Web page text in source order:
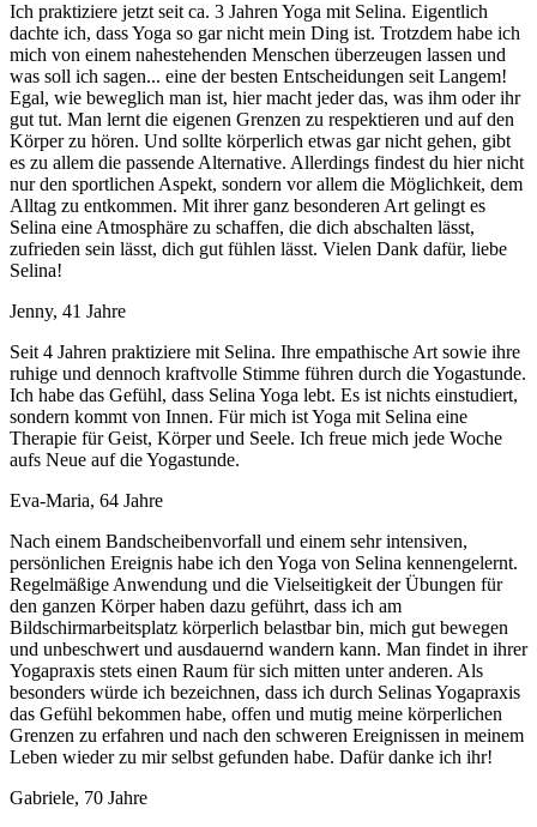
Ich praktiziere jetzt seit ca. 3 Jahren Yoga mit Selina. Eigentlich
dachte ich, dass Yoga so gar nicht mein Ding ist. Trotzdem habe ich
mich von einem nahestehenden Menschen überzeugen lassen und
was soll ich sagen... eine der besten Entscheidungen seit Langem!
Egal, wie beweglich man ist, hier macht jeder das, was ihm oder ihr
gut tut. Man lernt die eigenen Grenzen zu respektieren und auf den
Körper zu hören. Und sollte körperlich etwas gar nicht gehen, gibt
es zu allem die passende Alternative. Allerdings findest du hier nicht
nur den sportlichen Aspekt, sondern vor allem die Möglichkeit, dem
Alltag zu entkommen. Mit ihrer ganz besonderen Art gelingt es
Selina eine Atmosphäre zu schaffen, die dich abschalten lässt,
zufrieden sein lässt, dich gut fühlen lässt. Vielen Dank dafür, liebe
Selina!
Jenny, 41 Jahre
Seit 4 Jahren praktiziere mit Selina. Ihre empathische Art sowie ihre
ruhige und dennoch kraftvolle Stimme führen durch die Yogastunde.
Ich habe das Gefühl, dass Selina Yoga lebt. Es ist nichts einstudiert,
sondern kommt von Innen. Für mich ist Yoga mit Selina eine
Therapie für Geist, Körper und Seele. Ich freue mich jede Woche
aufs Neue auf die Yogastunde.
Eva-Maria, 64 Jahre
Nach einem Bandscheibenvorfall und einem sehr intensiven,
persönlichen Ereignis habe ich den Yoga von Selina kennengelernt.
Regelmäßige Anwendung und die Vielseitigkeit der Übungen für
den ganzen Körper haben dazu geführt, dass ich am
Bildschirmarbeitsplatz körperlich belastbar bin, mich gut bewegen
und unbeschwert und ausdauernd wandern kann. Man findet in ihrer
Yogapraxis stets einen Raum für sich mitten unter anderen. Als
besonders würde ich bezeichnen, dass ich durch Selinas Yogapraxis
das Gefühl bekommen habe, offen und mutig meine körperlichen
Grenzen zu erfahren und nach den schweren Ereignissen in meinem
Leben wieder zu mir selbst gefunden habe. Dafür danke ich ihr!
Gabriele, 70 Jahre